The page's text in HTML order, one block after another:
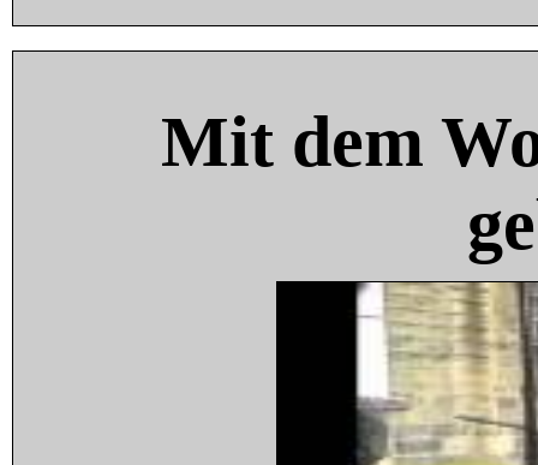
Mit dem